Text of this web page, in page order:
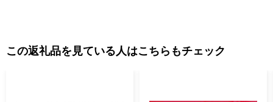
この返礼品を見ている人はこちらもチェック